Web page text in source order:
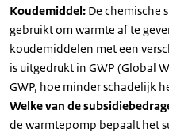
Koudemiddel: De chemische
gebruikt om warmte af te
koudemiddelen met een
is uitgedrukt in GWP (Global
GWP, hoe minder schadelijk
Welke van de
de warmtepomp bepaalt het